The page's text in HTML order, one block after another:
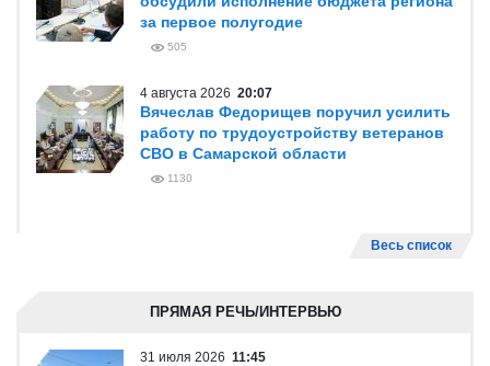
за первое полугодие
505
4 августа 2026 20:07
Вячеслав Федорищев поручил усилить
работу по трудоустройству ветеранов
СВО в Самарской области
1130
Весь список
ПРЯМАЯ РЕЧЬ/ИНТЕРВЬЮ
31 июля 2026 11:45